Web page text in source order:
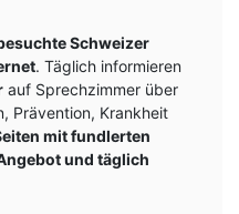
Schweizer
. Täglich informieren
auf Sprechzimmer über
Prävention, Krankheit
mit fundlerten
und täglich